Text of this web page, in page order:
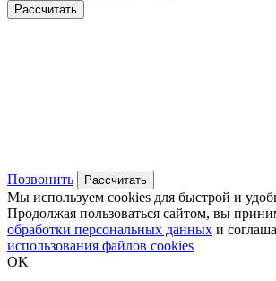
Рассчитать
Позвонить Рассчитать
Мы используем cookies для быстрой и
Продолжая пользоваться сайтом, вы
обработки персональных данных и
использования файлов cookies
OK